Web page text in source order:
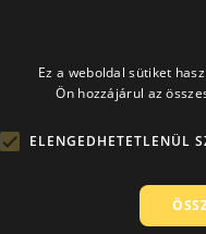
négyévszakos
kiváló aquaplaning
Ez a weboldal sütiket
Ön hozzájárul az
ELENGEDHETETLENÜL